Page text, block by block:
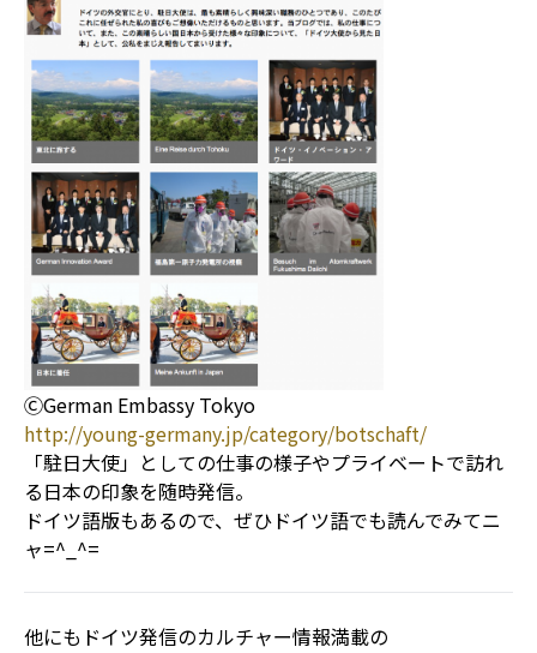
ⒸGerman Embassy Tokyo
http://young-germany.jp/category/botschaft/
「駐日大使」としての仕事の様子やプライベートで訪れ
る日本の印象を随時発信。
ドイツ語版もあるので、ぜひドイツ語でも読んでみてニ
ャ=^_^=
他にもドイツ発信のカルチャー情報満載の